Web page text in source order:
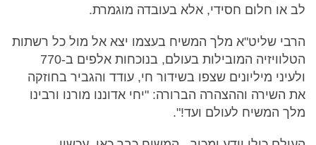
לב או חלום חסידי, אלא בעובדה מוגמרת.
הרבי שליט"א מלך המשיח בעצמו יצא אל מול כל רשתות
הטלוויזיה המובילות בעולם, בנוכחות אלפים ב-770
ולעיני מיליונים שצפו בשידור חי, עודד והגביר בחוזקה
את השירה וההצהרה הברורה: "יחי אדוננו מורנו ורבינו
מלך המשיח לעולם ועד!".